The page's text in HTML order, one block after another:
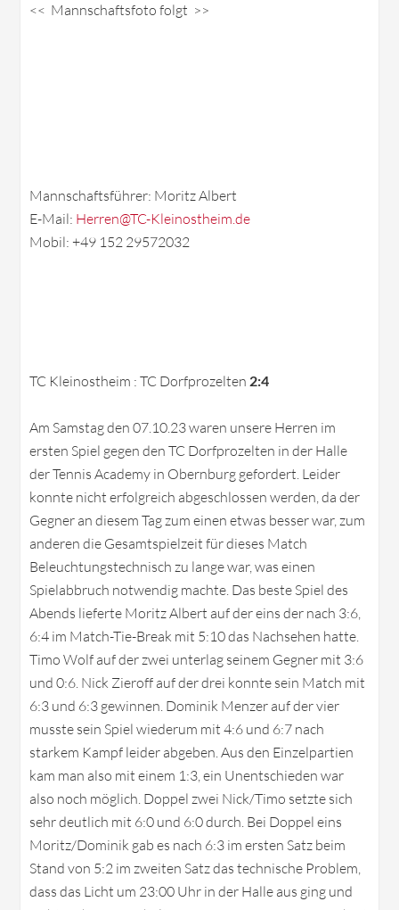
<< Mannschaftsfoto folgt >>
Mannschaftsführer: Moritz Albert
E-Mail: Herren@TC-Kleinostheim.de
Mobil: +49 152 29572032
TC Kleinostheim : TC Dorfprozelten2:4
Am Samstag den 07.10.23 waren unsere Herren im
ersten Spiel gegen den TC Dorfprozelten in der Halle
der Tennis Academy in Obernburg gefordert. Leider
konnte nicht erfolgreich abgeschlossen werden, da der
Gegner an diesem Tag zum einen etwas besser war, zum
anderen die Gesamtspielzeit für dieses Match
Beleuchtungstechnisch zu lange war, was einen
Spielabbruch notwendig machte. Das beste Spiel des
Abends lieferte Moritz Albert auf der eins der nach 3:6,
6:4 im Match-Tie-Break mit 5:10 das Nachsehen hatte.
Timo Wolf auf der zwei unterlag seinem Gegner mit 3:6
und 0:6. Nick Zieroff auf der drei konnte sein Match mit
6:3 und 6:3 gewinnen. Dominik Menzer auf der vier
musste sein Spiel wiederum mit 4:6 und 6:7 nach
starkem Kampf leider abgeben. Aus den Einzelpartien
kam man also mit einem 1:3, ein Unentschieden war
also noch möglich. Doppel zwei Nick/Timo setzte sich
sehr deutlich mit 6:0 und 6:0 durch. Bei Doppel eins
Moritz/Dominik gab es nach 6:3 im ersten Satz beim
Stand von 5:2 im zweiten Satz das technische Problem,
dass das Licht um 23:00 Uhr in der Halle aus ging und